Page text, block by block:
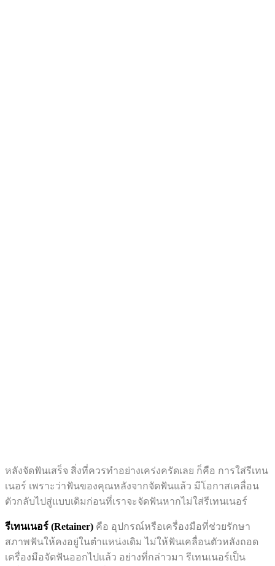
หลังจัดฟันเสร็จ สิ่งที่ควรทำอย่างเคร่งครัดเลย ก็คือ การใส่รีเทน
เนอร์ เพราะว่าฟันของคุณหลังจากจัดฟันแล้ว มีโอกาสเคลื่อน
ตัวกลับไปสู่แบบเดิมก่อนที่เราจะจัดฟันหากไม่ใส่รีเทนเนอร์
รีเทนเนอร์ (Retainer) คือ อุปกรณ์หรือเครื่องมือที่ช่วยรักษา
สภาพฟันให้คงอยู่ในตำแหน่งเดิม ไม่ให้ฟันเคลื่อนตัวหลังถอด
เครื่องมือจัดฟันออกไปเเล้ว อย่างที่กล่าวมา รีเทนเนอร์เป็น